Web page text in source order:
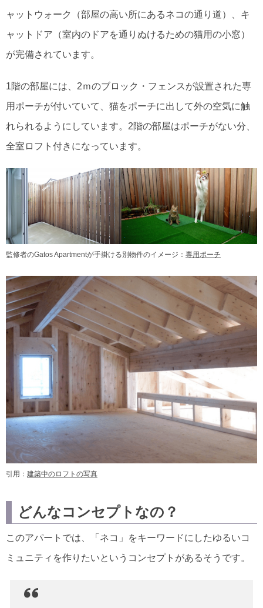
ャットウォーク（部屋の高い所にあるネコの通り道）、キ
ャットドア（室内のドアを通りぬけるための猫用の小窓）
が完備されています。
1階の部屋には、2ｍのブロック・フェンスが設置された専
用ポーチが付いていて、猫をポーチに出して外の空気に触
れられるようにしています。2階の部屋はポーチがない分、
全室ロフト付きになっています。
監修者のGatos Apartmentが手掛ける別物件のイメージ： 専用ポーチ
引用： 建築中のロフトの写真
どんなコンセプトなの？
このアパートでは、「ネコ」をキーワードにしたゆるいコ
ミュニティを作りたいというコンセプトがあるそうです。